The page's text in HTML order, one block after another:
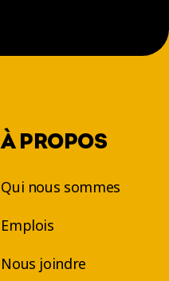
À PROPOS
Qui nous sommes
Emplois
Nous joindre